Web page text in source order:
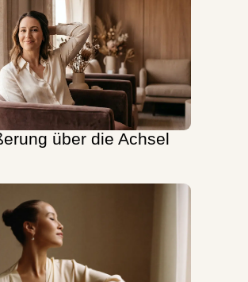
über die Achsel